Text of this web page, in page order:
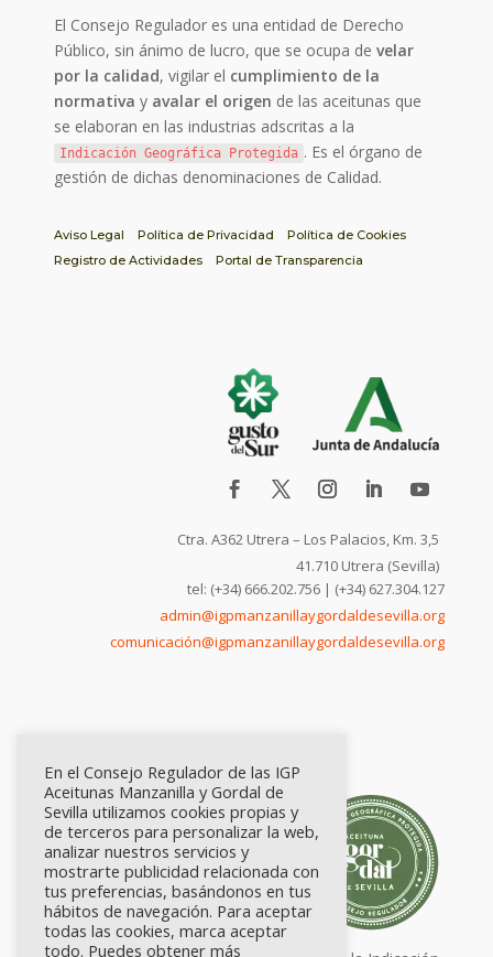
El Consejo Regulador es una entidad de Derecho
Público, sin ánimo de lucro, que se ocupa develar
por la calidad, vigilar el cumplimiento de la
normativa y avalar el origen de las aceitunas que
se elaboran en las industrias adscritas a la
Indicación Geográfica Protegida . Es el órgano de
gestión de dichas denominaciones de Calidad.
Aviso Legal Política de Privacidad
Política de Cookies
Registro de Actividades
Portal de Transparencia
Ctra. A362 Utrera – Los Palacios, Km. 3,5
41.710 Utrera (Sevilla)
tel: (+34) 666.202.756 | (+34) 627.304.127
admin@igpmanzanillaygordaldesevilla.org
comunicación@igpmanzanillaygordaldesevilla.org
En el Consejo Regulador de las IGP
Aceitunas Manzanilla y Gordal de
Sevilla utilizamos cookies propias y
de terceros para personalizar la web,
analizar nuestros servicios y
mostrarte publicidad relacionada con
tus preferencias, basándonos en tus
hábitos de navegación. Para aceptar
todas las cookies, marca aceptar
todo. Puedes obtener más